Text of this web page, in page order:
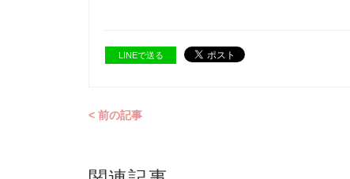
LINEで送る
< 前の記事